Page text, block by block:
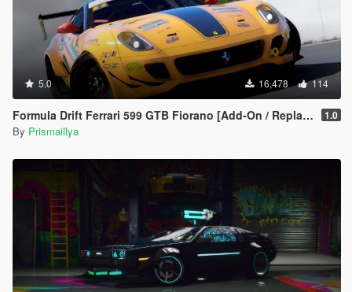
5.0 16,478 114
Formula Drift Ferrari 599 GTB Fiorano [Add-On / Replace | Animated Engine] 1.0
By Prismaillya